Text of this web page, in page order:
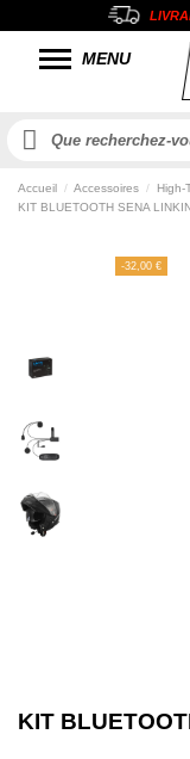
MENU
Accueil Accessoires High-
KIT BLUETOOTH SENA
-32,00 €
KIT